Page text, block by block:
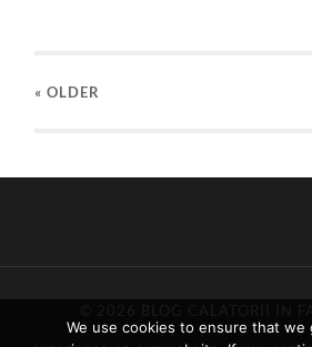
« OLDER
We use cookies to ensure that we